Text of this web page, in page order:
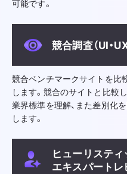
可能です。
競合調査（UI・
競合ベンチマークサイトを比
します。競合のサイトと比較
業界標準を理解、また差別化
します。
ヒューリステ
エキスパートレ